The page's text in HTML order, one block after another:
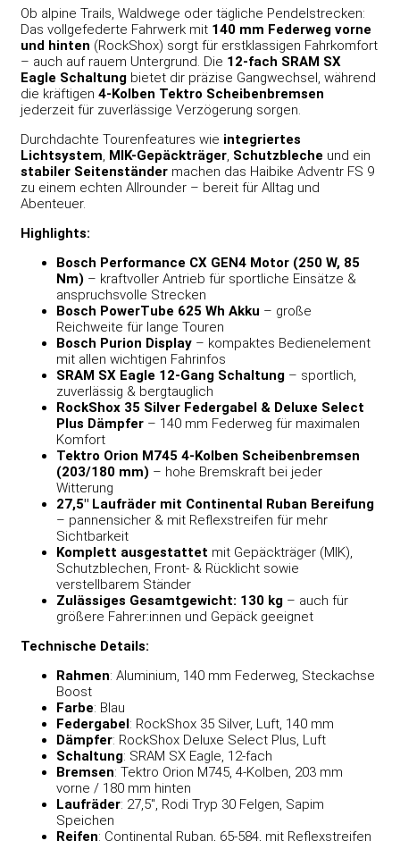
Ob alpine Trails, Waldwege oder tägliche Pendelstrecken:
Das vollgefederte Fahrwerk mit 140 mm Federweg vorne
und hinten (RockShox) sorgt für erstklassigen Fahrkomfort
– auch auf rauem Untergrund. Die 12-fach SRAM SX
Eagle Schaltung bietet dir präzise Gangwechsel, während
die kräftigen 4-Kolben Tektro Scheibenbremsen
jederzeit für zuverlässige Verzögerung sorgen.
Durchdachte Tourenfeatures wie integriertes
Lichtsystem MIK-Gepäckträger Schutzbleche und ein
stabiler Seitenständer machen das Haibike Adventr FS 9
zu einem echten Allrounder – bereit für Alltag und
Abenteuer.
Highlights:
Bosch Performance CX GEN4 Motor (250 W, 85
Nm) – kraftvoller Antrieb für sportliche Einsätze &
anspruchsvolle Strecken
Bosch PowerTube 625 Wh Akku – große
Reichweite für lange Touren
Bosch Purion Display – kompaktes Bedienelement
mit allen wichtigen Fahrinfos
SRAM SX Eagle 12-Gang Schaltung – sportlich,
zuverlässig & bergtauglich
RockShox 35 Silver Federgabel & Deluxe Select
Plus Dämpfer – 140 mm Federweg für maximalen
Komfort
Tektro Orion M745 4-Kolben Scheibenbremsen
(203/180 mm) – hohe Bremskraft bei jeder
Witterung
27,5″ Laufräder mit Continental Ruban Bereifung
– pannensicher & mit Reflexstreifen für mehr
Sichtbarkeit
Komplett ausgestattet mit Gepäckträger (MIK),
Schutzblechen, Front- & Rücklicht sowie
verstellbarem Ständer
Zulässiges Gesamtgewicht: 130 kg – auch für
größere Fahrer:innen und Gepäck geeignet
Technische Details:
Rahmen: Aluminium, 140 mm Federweg, Steckachse
Boost
Farbe: Blau
Federgabel: RockShox 35 Silver, Luft, 140 mm
Dämpfer: RockShox Deluxe Select Plus, Luft
Schaltung: SRAM SX Eagle, 12-fach
Bremsen: Tektro Orion M745, 4-Kolben, 203 mm
vorne / 180 mm hinten
Laufräder: 27,5″, Rodi Tryp 30 Felgen, Sapim
Speichen
Reifen: Continental Ruban, 65-584, mit Reflexstreifen